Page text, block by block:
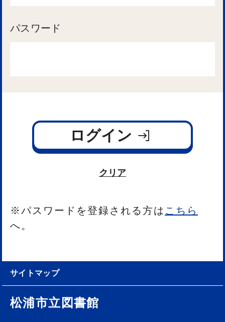
パスワード
ログイン
クリア
※パスワードを登録される方は こちら
へ。
サイトマップ
松浦市立図書館